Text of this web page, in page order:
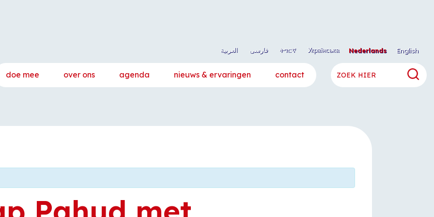
Nederlands English العربية فارسی ትግርኛ Українська
doe mee over ons agenda nieuws & ervaringen contact